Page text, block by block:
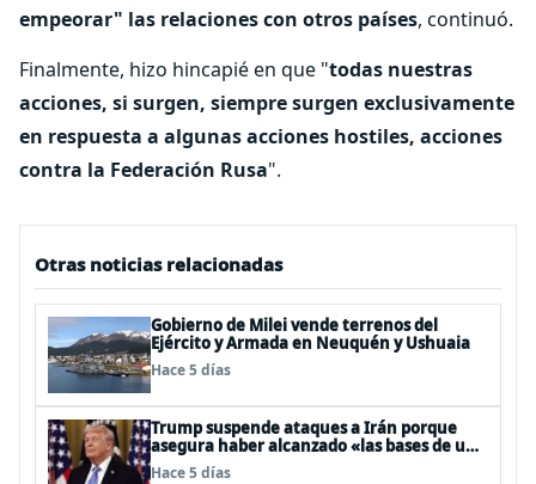
empeorar" las relaciones con otros países, continuó.
Finalmente, hizo hincapié en que "todas nuestras
acciones, si surgen, siempre surgen exclusivamente
en respuesta a algunas acciones hostiles, acciones
contra la Federación Rusa".
Otras noticias relacionadas
Gobierno de Milei vende terrenos del
Ejército y Armada en Neuquén y Ushuaia
Hace 5 días
Trump suspende ataques a Irán porque
asegura haber alcanzado «las bases de un
acuerdo»
Hace 5 días